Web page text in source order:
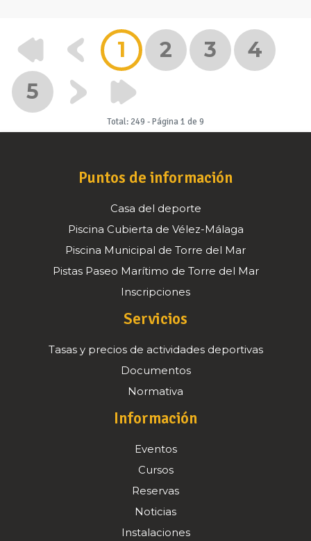
1 2 3
4
5
Total: 249 -Página 1 de 9
Puntos de información
Casa del deporte
Piscina Cubierta de Vélez-Málaga
Piscina Municipal de Torre del Mar
Pistas Paseo Marítimo de Torre del Mar
Inscripciones
Servicios
Tasas y precios de actividades deportivas
Documentos
Normativa
Información
Eventos
Cursos
Reservas
Noticias
Instalaciones